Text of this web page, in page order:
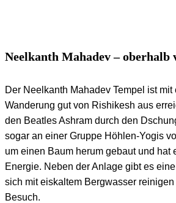
Neelkanth Mahadev – oberhalb
Der Neelkanth Mahadev Tempel ist mit
Wanderung gut von Rishikesh aus
den Beatles Ashram durch den
sogar an einer Gruppe Höhlen-Yogis
um einen Baum herum gebaut und hat
Energie. Neben der Anlage gibt es
sich mit eiskaltem Bergwasser
Besuch.